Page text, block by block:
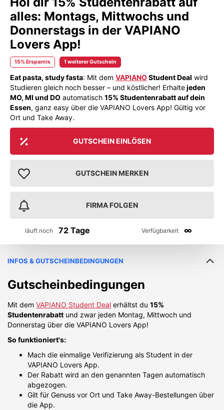
alles: Montags, Mittwochs und
Donnerstags in der VAPIANO
Lovers App!
15% Ersparnis 1 weiterer Gutschein
Eat pasta, study fasta: Mit dem VAPIANOStudent Deal wird
Studieren gleich noch besser – und köstlicher! Erhaltejeden
MO, MI und DO automatisch 15% Studentenrabatt auf dein
Essen, ganz easy über die VAPIANO Lovers App! Gültig vor
Ort und Take Away.
GUTSCHEIN EINLÖSEN
GUTSCHEIN MERKEN
FIRMA FOLGEN
läuft noch 72 Tage Verfügbarkeit ∞
INFOS & GUTSCHEINBEDINGUNGEN
Gutscheinbedingungen
Mit dem VAPIANO Student Deal erhältst du 15%
Studentenrabatt und zwar jeden Montag, Mittwoch und
Donnerstag über die VAPIANO Lovers App!
So funktioniert's:
Mach die einmalige Verifizierung als Student in der
VAPIANO Lovers App.
Der Rabatt wird an den genannten Tagen automatisch
abgezogen.
Gilt für Genuss vor Ort und Take Away-Bestellungen über
die App.